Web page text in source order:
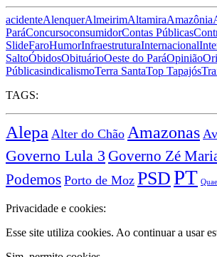
acidenteAlenquerAlmeirimAltamiraAmazônia
ParáConcursoconsumidorContas Públicas
SlideFaroHumorInfraestruturaInternacional
SaltoÓbidosObituárioOeste do ParáOpinião
PúblicasindicalismoTerra SantaTop Tapajós
TAGS:
Alepa Alter do Chão Amazonas
Governo Lula 3 Governo Zé
Podemos Porto de Moz PSDPT
Privacidade e cookies:
Esse site utiliza cookies. Ao continuar a usar